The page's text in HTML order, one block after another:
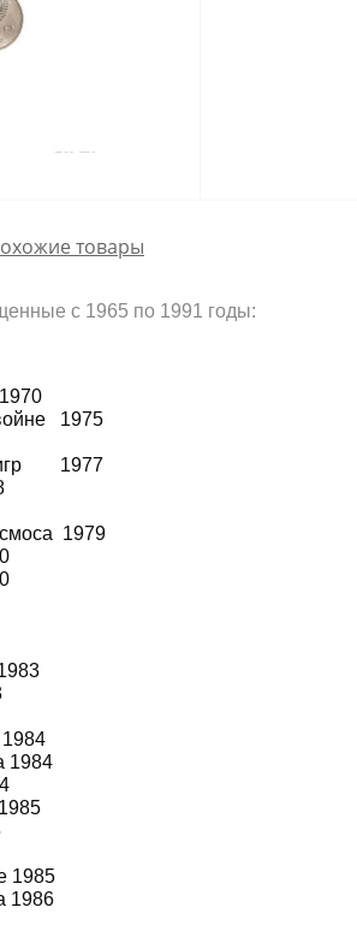
товары
с 1965 по 1991 годы:
1975
игр 1977
1979
1984
1985
1986